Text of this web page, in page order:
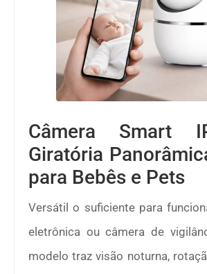
Câmera Smart
Giratória
para Bebês e Pets
Versátil o suficiente para
eletrônica ou câmera de
modelo traz visão noturna,